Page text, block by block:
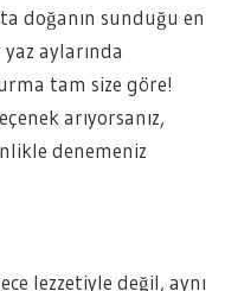
doğanın sunduğu en
aylarında
tam size göre!
arıyorsanız,
denemeniz
lezzetiyle değil, aynı